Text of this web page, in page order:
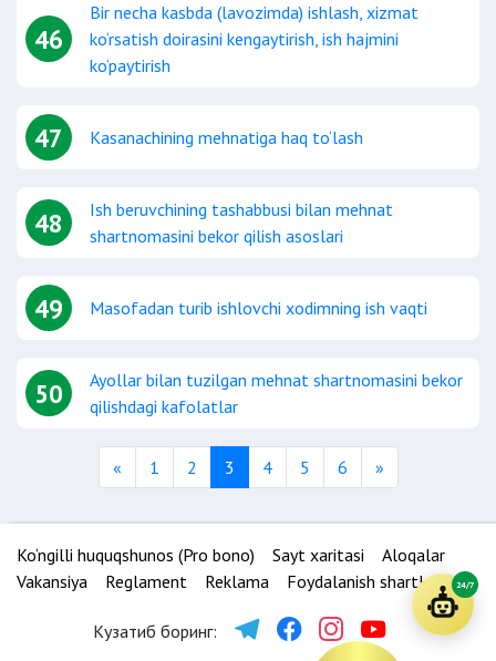
46
Bir necha kasbda (lavozimda) ishlash, xizmat
ko‘rsatish doirasini kengaytirish, ish hajmini
ko‘paytirish
47 Kasanachining mehnatiga haq to‘lash
48
Ish beruvchining tashabbusi bilan mehnat
shartnomasini bekor qilish asoslari
49 Masofadan turib ishlovchi xodimning ish vaqti
50
Ayollar bilan tuzilgan mehnat shartnomasini bekor
qilishdagi kafolatlar
«Previous
1 2 3 4 5 6 »Next
Ko‘ngilli huquqshunos (Pro bono) Sayt xaritasi
Aloqalar
Vakansiya
Reglament Reklama Foydalanish shartlari
Кузатиб боринг:
24/7